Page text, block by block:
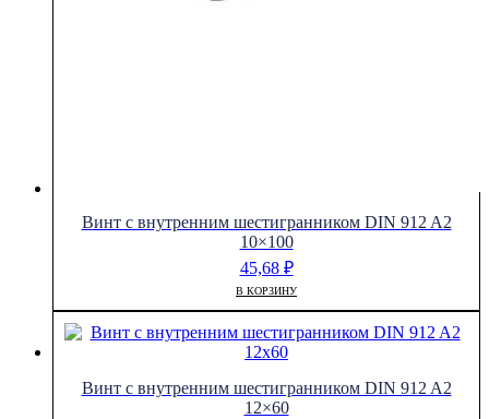
Винт с внутренним шестигранником DIN 912 A2
10×100
45,68 ₽
В КОРЗИНУ
Винт с внутренним шестигранником DIN 912 A2
12×60